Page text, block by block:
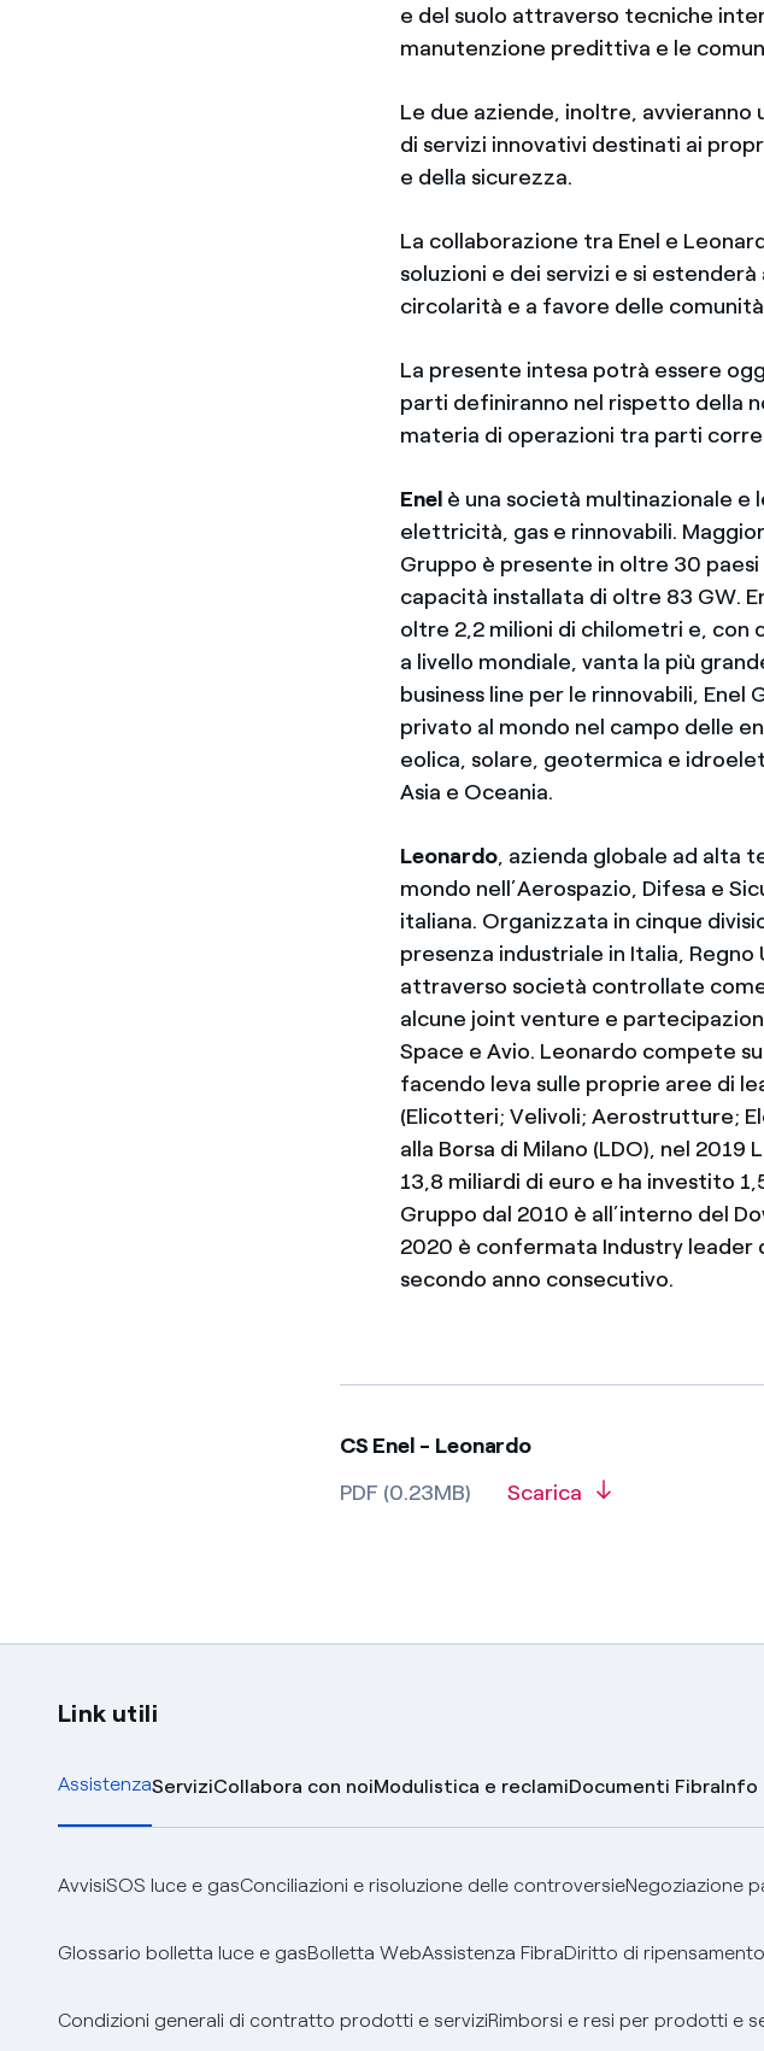
e del suolo attraverso tecniche
manutenzione predittiva e le
Le due aziende, inoltre,
di servizi innovativi destinati ai
e della sicurezza.
La collaborazione tra Enel e
soluzioni e dei servizi e si
circolarità e a favore delle
La presente intesa potrà essere
parti definiranno nel rispetto della
materia di operazioni tra parti
Enel è una società multinazionale
elettricità, gas e rinnovabili.
Gruppo è presente in oltre 30
capacità installata di oltre 83 GW.
oltre 2,2 milioni di chilometri e, con
a livello mondiale, vanta la più
business line per le rinnovabili,
privato al mondo nel campo delle
eolica, solare, geotermica e
Asia e Oceania.
Leonardo, azienda globale ad alta
mondo nell’Aerospazio, Difesa e
italiana. Organizzata in cinque
presenza industriale in Italia,
attraverso società controllate
alcune joint venture e
Space e Avio. Leonardo compete
facendo leva sulle proprie aree di
(Elicotteri; Velivoli; Aerostrutture;
alla Borsa di Milano (LDO), nel
13,8 miliardi di euro e ha investito
Gruppo dal 2010 è all’interno del
2020 è confermata Industry
secondo anno consecutivo.
CS Enel - Leonardo
PDF (0.23MB)
Scarica
Link utili
AssistenzaServiziCollabora con noiModulistica e reclamiDocumenti FibraInfo
AvvisiSOS luce e gasConciliazioni e risoluzione delle controversieNegoziazione
Glossario bolletta luce e gasBolletta WebAssistenza FibraDiritto di ripensamento
Condizioni generali di contratto prodotti e serviziRimborsi e resi per prodotti e